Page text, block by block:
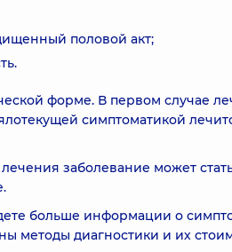
половой акт;
форме. В первом случае
симптоматикой
заболевание может
больше информации о
методы диагностики и их